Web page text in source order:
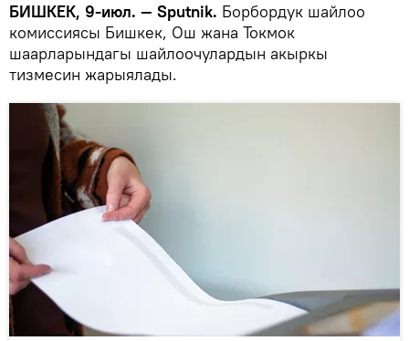
БИШКЕК, 9-июл. — Sputnik. Борбордук шайлоо
комиссиясы Бишкек, Ош жана Токмок
шаарларындагы шайлоочулардын акыркы
тизмесин жарыялады.